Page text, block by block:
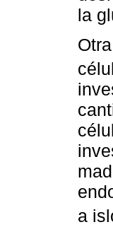
la
a